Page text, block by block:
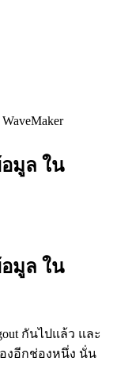
มูล ใน
มูล ใน
กันไปแล้ว และ
องอีกช่องหนึ่ง นั่น